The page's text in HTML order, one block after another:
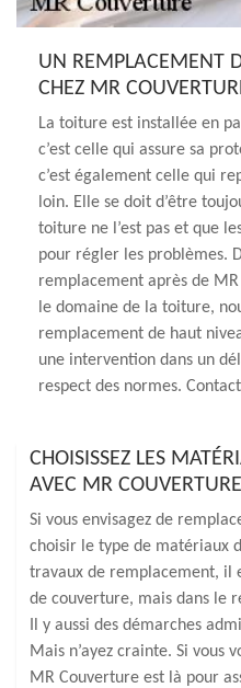
UN REMPLACEMENT
CHEZ MR
La toiture est installée en
c’est celle qui assure sa
c’est également celle qui
loin. Elle se doit d’être
toiture ne l’est pas et que
pour régler les problèmes.
remplacement après de
le domaine de la toiture,
remplacement de haut
une intervention dans un
respect des normes.
CHOISISSEZ LES
AVEC MR COUVERTURE
Si vous envisagez de
choisir le type de matériaux
travaux de remplacement, il
de couverture, mais dans le
Il y aussi des démarches
Mais n’ayez crainte. Si
MR Couverture est là pour